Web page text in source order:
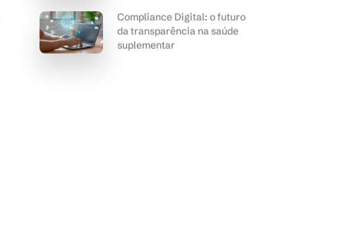
Compliance Digital: o futuro
da transparência na saúde
suplementar